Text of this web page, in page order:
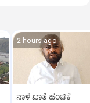
2 hours ago
ನಾಳೆ ಖಾತೆ ಹಂಚಿಕೆ